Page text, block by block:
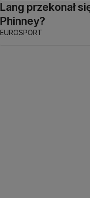
Lang przekonał
Phinney?
EUROSPORT